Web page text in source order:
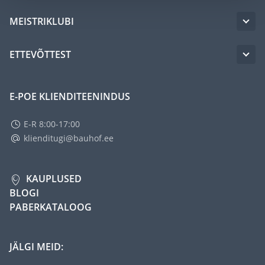
MEISTRIKLUBI
ETTEVÕTTEST
E-POE KLIENDITEENINDUS
E-R 8:00-17:00
klienditugi@bauhof.ee
KAUPLUSED
BLOGI
PABERKATALOOG
JÄLGI MEID: